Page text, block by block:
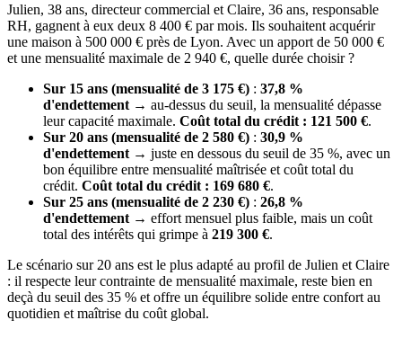
Julien, 38 ans, directeur commercial et Claire, 36 ans, responsable
RH, gagnent à eux deux 8 400 € par mois. Ils souhaitent acquérir
une maison à 500 000 € près de Lyon. Avec un apport de 50 000 €
et une mensualité maximale de 2 940 €, quelle durée choisir ?
Sur 15 ans (mensualité de 3 175 €) : 37,8 %
d'endettement → au-dessus du seuil, la mensualité dépasse
leur capacité maximale. Coût total du crédit : 121 500 €.
Sur 20 ans (mensualité de 2 580 €) : 30,9 %
d'endettement → juste en dessous du seuil de 35 %, avec un
bon équilibre entre mensualité maîtrisée et coût total du
crédit. Coût total du crédit : 169 680 €.
Sur 25 ans (mensualité de 2 230 €) : 26,8 %
d'endettement → effort mensuel plus faible, mais un coût
total des intérêts qui grimpe à 219 300 €.
Le scénario sur 20 ans est le plus adapté au profil de Julien et Claire
: il respecte leur contrainte de mensualité maximale, reste bien en
deçà du seuil des 35 % et offre un équilibre solide entre confort au
quotidien et maîtrise du coût global.